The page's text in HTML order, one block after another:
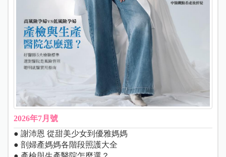
2026年7月號
● 謝沛恩 從甜美少女到優雅媽媽
● 剖婦產媽媽各階段照護大全